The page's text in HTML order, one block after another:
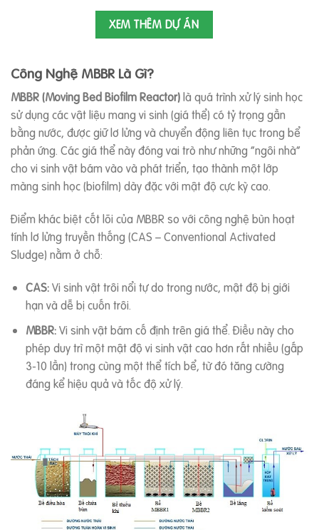
XEM THÊM DỰ ÁN
Công Nghệ MBBR Là Gì?
MBBR (Moving Bed Biofilm Reactor)là quá trình xử lý sinh học
sử dụng các vật liệu mang vi sinh (giá thể) có tỷ trọng gần
bằng nước, được giữ lơ lửng và chuyển động liên tục trong bể
phản ứng. Các giá thể này đóng vai trò như những “ngôi nhà”
cho vi sinh vật bám vào và phát triển, tạo thành một lớp
màng sinh học (biofilm) dày đặc với mật độ cực kỳ cao.
Điểm khác biệt cốt lõi của MBBR so với công nghệ bùn hoạt
tính lơ lửng truyền thống (CAS – Conventional Activated
Sludge) nằm ở chỗ:
CAS:Vi sinh vật trôi nổi tự do trong nước, mật độ bị giới
hạn và dễ bị cuốn trôi.
MBBR:Vi sinh vật bám cố định trên giá thể. Điều này cho
phép duy trì một mật độ vi sinh vật cao hơn rất nhiều (gấp
3-10 lần) trong cùng một thể tích bể, từ đó tăng cường
đáng kể hiệu quả và tốc độ xử lý.